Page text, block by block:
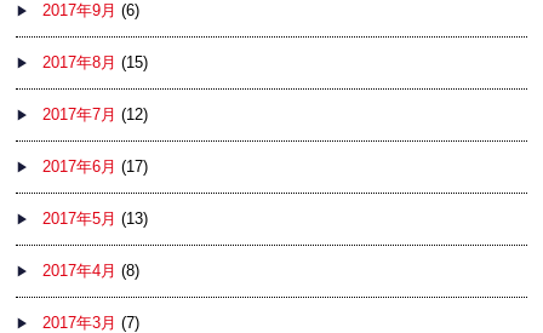
2017年9月 (6)
2017年8月 (15)
2017年7月 (12)
2017年6月 (17)
2017年5月 (13)
2017年4月 (8)
2017年3月 (7)